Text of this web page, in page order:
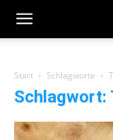
Start Schlagworte
Schlagwort: